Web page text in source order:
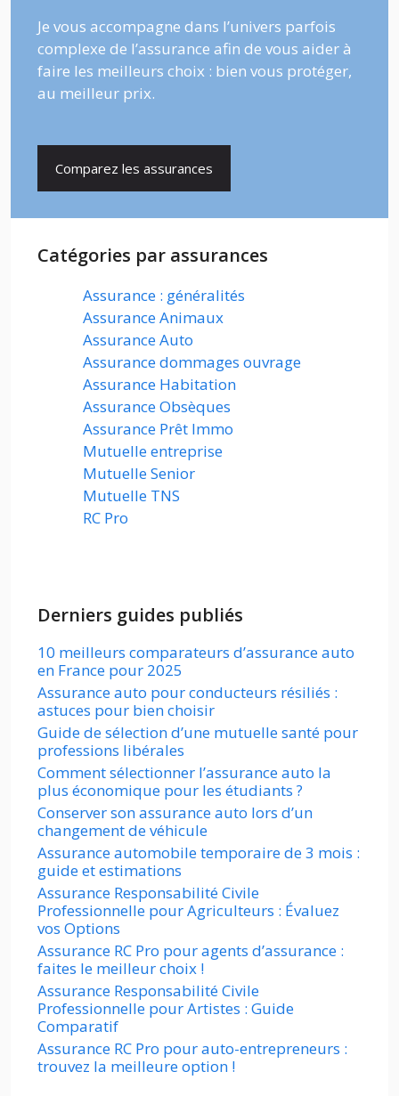
Je vous accompagne dans l’univers parfois
complexe de l’assurance afin de vous aider à
faire les meilleurs choix : bien vous protéger,
au meilleur prix.
Comparez les assurances
Catégories par assurances
Assurance : généralités
Assurance Animaux
Assurance Auto
Assurance dommages ouvrage
Assurance Habitation
Assurance Obsèques
Assurance Prêt Immo
Mutuelle entreprise
Mutuelle Senior
Mutuelle TNS
RC Pro
Derniers guides publiés
10 meilleurs comparateurs d’assurance auto
en France pour 2025
Assurance auto pour conducteurs résiliés :
astuces pour bien choisir
Guide de sélection d’une mutuelle santé pour
professions libérales
Comment sélectionner l’assurance auto la
plus économique pour les étudiants ?
Conserver son assurance auto lors d’un
changement de véhicule
Assurance automobile temporaire de 3 mois :
guide et estimations
Assurance Responsabilité Civile
Professionnelle pour Agriculteurs : Évaluez
vos Options
Assurance RC Pro pour agents d’assurance :
faites le meilleur choix !
Assurance Responsabilité Civile
Professionnelle pour Artistes : Guide
Comparatif
Assurance RC Pro pour auto-entrepreneurs :
trouvez la meilleure option !